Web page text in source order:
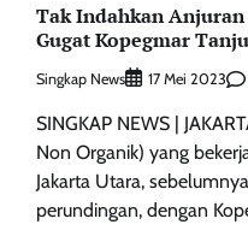
Tak Indahkan
Gugat Kopegmar
Singkap News 17 Mei 2023
SINGKAP NEWS |
Non Organik) yang
Jakarta Utara,
perundingan, dengan